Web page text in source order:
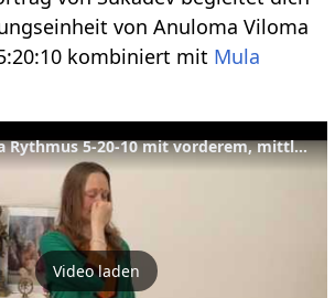
von Anuloma Viloma
kombiniert mit Mula
Anuloma Viloma Rythmus 5-20-10 mit vorderem, mittlerem und hinteren Mula Bandha
Video laden